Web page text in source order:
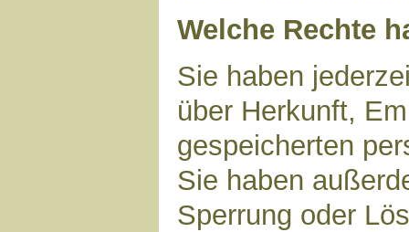
Welche Rechte
Sie haben
über Herkunft,
gespeicherten
Sie haben
Sperrung oder